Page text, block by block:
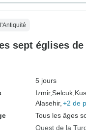
sept églises
5 jours
Izmir,Selcuk,
Alasehir, +2 de
Tous les âges
Ouest de la